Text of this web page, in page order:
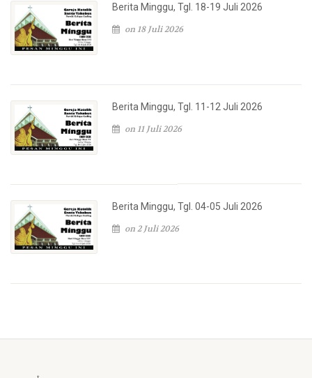
Berita Minggu, Tgl. 18-19 Juli 2026
on 18 Juli 2026
Berita Minggu, Tgl. 11-12 Juli 2026
on 11 Juli 2026
Berita Minggu, Tgl. 04-05 Juli 2026
on 2 Juli 2026